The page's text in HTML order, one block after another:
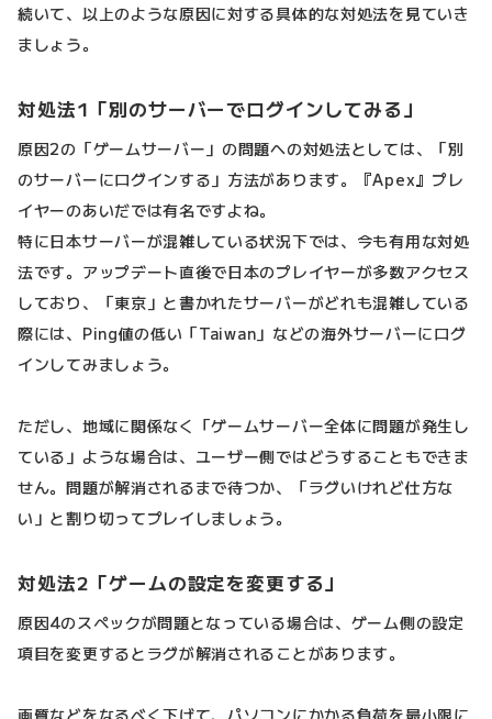
続いて、以上のような原因に対する具体的な対処法を見ていき
ましょう。
対処法1「別のサーバーでログインしてみる」
原因2の「ゲームサーバー」の問題への対処法としては、「別
のサーバーにログインする」方法があります。『Apex』プレ
イヤーのあいだでは有名ですよね。
特に日本サーバーが混雑している状況下では、今も有用な対処
法です。アップデート直後で日本のプレイヤーが多数アクセス
しており、「東京」と書かれたサーバーがどれも混雑している
際には、Ping値の低い「Taiwan」などの海外サーバーにログ
インしてみましょう。
ただし、地域に関係なく「ゲームサーバー全体に問題が発生し
ている」ような場合は、ユーザー側ではどうすることもできま
せん。問題が解消されるまで待つか、「ラグいけれど仕方な
い」と割り切ってプレイしましょう。
対処法2「ゲームの設定を変更する」
原因4のスペックが問題となっている場合は、ゲーム側の設定
項目を変更するとラグが解消されることがあります。
画質などをなるべく下げて、パソコンにかかる負荷を最小限に